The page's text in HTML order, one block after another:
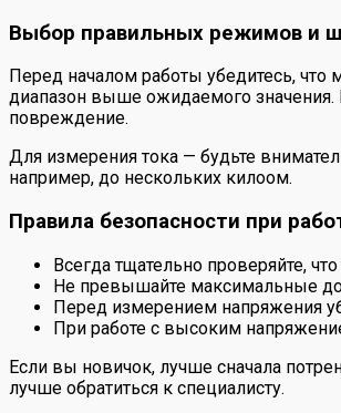
Выбор правильных режимов и
Перед началом работы убедитесь,
диапазон выше ожидаемого значения.
повреждение.
Для измерения тока — будьте
например, до нескольких килоом.
Правила безопасности при
Всегда тщательно проверяйте,
Не превышайте максимальные
Перед измерением напряжения
При работе с высоким
Если вы новичок, лучше сначала
лучше обратиться к специалисту.